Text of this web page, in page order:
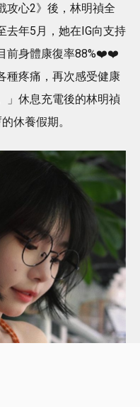
攻心2》後，林明禎全
去年5月，她在IG向支持
前身體康復率88%❤️❤️
種疼痛，再次感受健康
」休息充電後的林明禎
休養假期。